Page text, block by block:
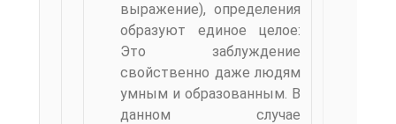
выражение), определения
образуют единое целое:
Это заблуждение
свойственно даже людям
умным и образованным. В
данном случае